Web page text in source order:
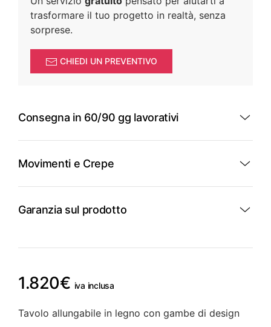
trasformare il tuo progetto in realtà, senza
sorprese.
CHIEDI UN PREVENTIVO
Consegna in 60/90 gg lavorativi
Movimenti e Crepe
Garanzia sul prodotto
1.820€ iva inclusa
Tavolo allungabile in legno con gambe di design